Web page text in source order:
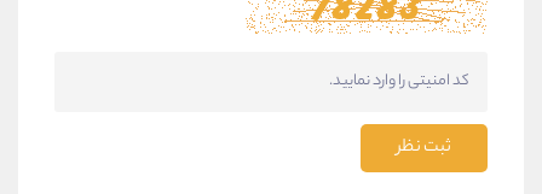
ثبت نظر